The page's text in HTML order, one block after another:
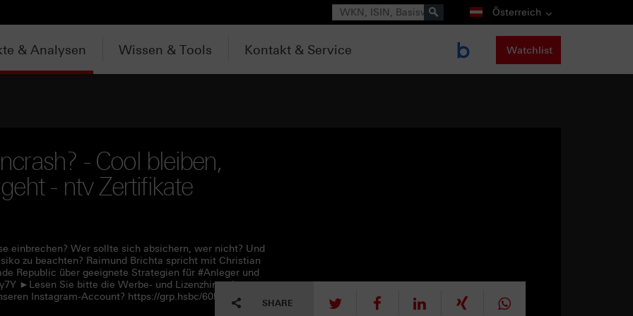
Suche Österreich
& Analysen Wissen & Tools Kontakt & Service Watchlist
- Cool bleiben,
- ntv Zertifikate
einbrechen? Wer sollte sich absichern, wer nicht? Und
zu beachten? Raimund Brichta spricht mit Christian
Republic über geeignete Strategien für #Anleger und
►Lesen Sie bitte die Werbe- und Lizenzhinweise unter
Instagram-Account? https://grp.hsbc/60590Qy7W
SHARE tweet mitteilen